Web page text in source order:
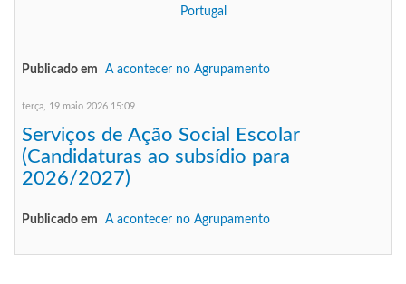
Publicado em A acontecer no Agrupamento
terça, 19 maio 2026 15:09
Serviços de Ação Social Escolar
(Candidaturas ao subsídio para
2026/2027)
Publicado em A acontecer no Agrupamento